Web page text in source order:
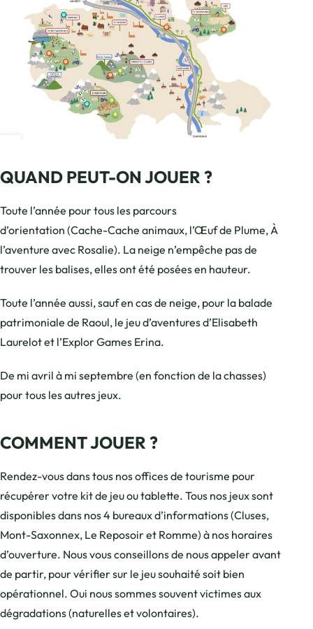
QUAND PEUT-ON JOUER ?
Toute l’année pour tous les parcours
d’orientation (Cache-Cache animaux, l’Œuf de Plume, À
l’aventure avec Rosalie). La neige n’empêche pas de
trouver les balises, elles ont été posées en hauteur.
Toute l’année aussi, sauf en cas de neige, pour la balade
patrimoniale de Raoul, le jeu d’aventures d’Elisabeth
Laurelot et l’Explor Games Erina.
De mi avril à mi septembre (en fonction de la chasses)
pour tous les autres jeux.
COMMENT JOUER ?
Rendez-vous dans tous nos offices de tourisme pour
récupérer votre kit de jeu ou tablette. Tous nos jeux sont
disponibles dans nos 4 bureaux d’informations (Cluses,
Mont-Saxonnex, Le Reposoir et Romme) à nos horaires
d’ouverture. Nous vous conseillons de nous appeler avant
de partir, pour vérifier sur le jeu souhaité soit bien
opérationnel. Oui nous sommes souvent victimes aux
dégradations (naturelles et volontaires).